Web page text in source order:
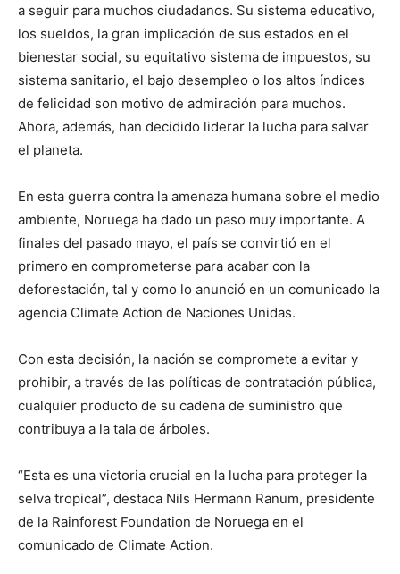
a seguir para muchos ciudadanos. Su sistema educativo,
los sueldos, la gran implicación de sus estados en el
bienestar social, su equitativo sistema de impuestos, su
sistema sanitario, el bajo desempleo o los altos índices
de felicidad son motivo de admiración para muchos.
Ahora, además, han decidido liderar la lucha para salvar
el planeta.
En esta guerra contra la amenaza humana sobre el medio
ambiente, Noruega ha dado un paso muy importante. A
finales del pasado mayo, el país se convirtió en el
primero en comprometerse para acabar con la
deforestación, tal y como lo anunció en un comunicado la
agencia Climate Action de Naciones Unidas.
Con esta decisión, la nación se compromete a evitar y
prohibir, a través de las políticas de contratación pública,
cualquier producto de su cadena de suministro que
contribuya a la tala de árboles.
“Esta es una victoria crucial en la lucha para proteger la
selva tropical”, destaca Nils Hermann Ranum, presidente
de la Rainforest Foundation de Noruega en el
comunicado de Climate Action.